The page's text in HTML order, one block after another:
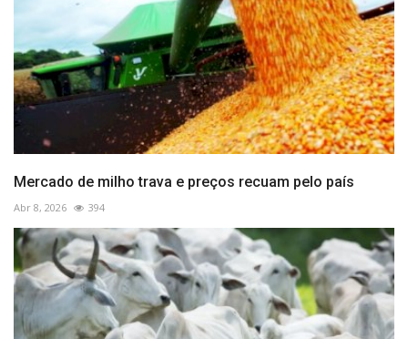
Mercado de milho trava e preços recuam pelo país
Abr 8, 2026 394